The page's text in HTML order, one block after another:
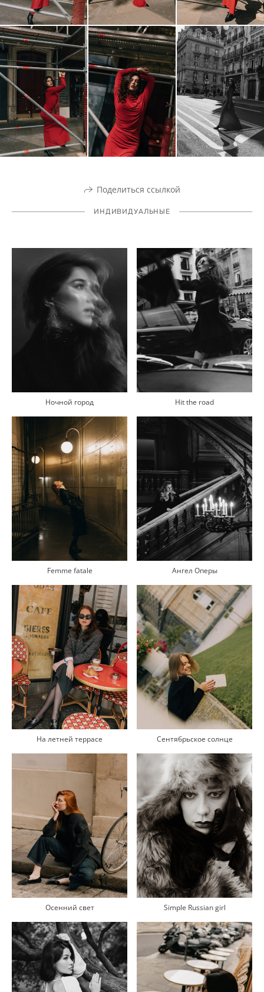
Поделиться ссылкой
ИНДИВИДУАЛЬНЫЕ
Ночной город Hit the road
Femme fatale Ангел Оперы
На летней террасе Сентябрьское солнце
Осенний свет Simple Russian girl